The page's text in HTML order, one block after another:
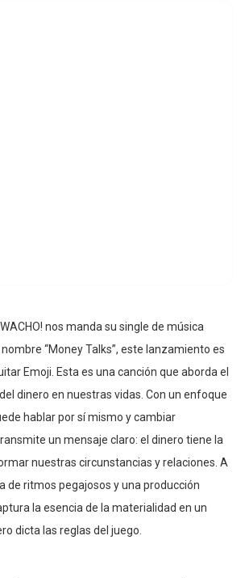
nos manda su single de música
“Money Talks”, este lanzamiento es
Emoji. Esta es una canción que aborda el
dinero en nuestras vidas. Con un enfoque
hablar por sí mismo y cambiar
un mensaje claro: el dinero tiene la
nuestras circunstancias y relaciones. A
de ritmos pegajosos y una producción
la esencia de la materialidad en un
dicta las reglas del juego.